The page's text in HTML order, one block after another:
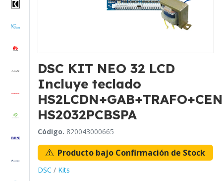
DSC KIT NEO 32 LCD
Incluye teclado
HS2032PCBSPA
Código. 820043000665
Producto bajo Confirmación de Stock
DSC / Kits